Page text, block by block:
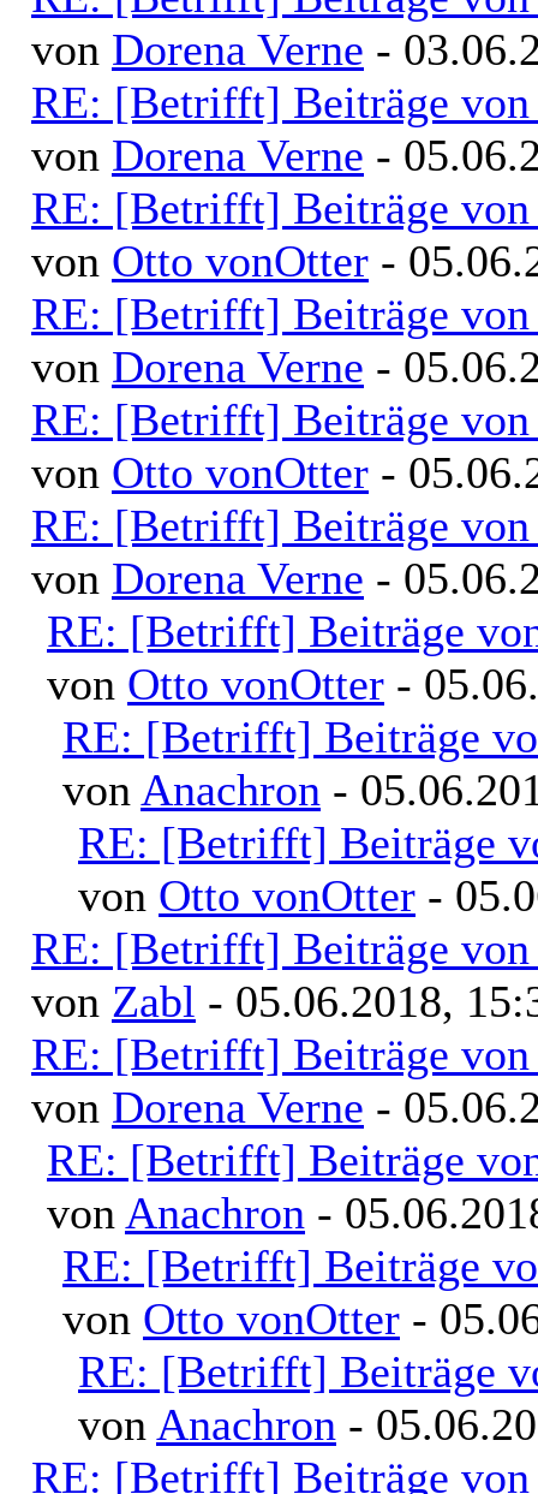
von Dorena Verne -
RE: [Betrifft] Beiträge von
von Dorena Verne -
RE: [Betrifft] Beiträge von
von Otto vonOtter -
RE: [Betrifft] Beiträge von
von Dorena Verne -
RE: [Betrifft] Beiträge von
von Otto vonOtter -
RE: [Betrifft] Beiträge von
von Dorena Verne -
RE: [Betrifft] Beiträge
von Otto vonOtter -
RE: [Betrifft] Beiträge
von Anachron -
RE: [Betrifft] Beiträge
von Otto vonOtter -
RE: [Betrifft] Beiträge von
von Zabl - 05.06.2018,
RE: [Betrifft] Beiträge von
von Dorena Verne -
RE: [Betrifft] Beiträge
von Anachron -
RE: [Betrifft] Beiträge
von Otto vonOtter -
RE: [Betrifft] Beiträge
von Anachron -
RE: [Betrifft] Beiträge von